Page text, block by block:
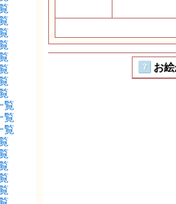
覧
覧
覧
お